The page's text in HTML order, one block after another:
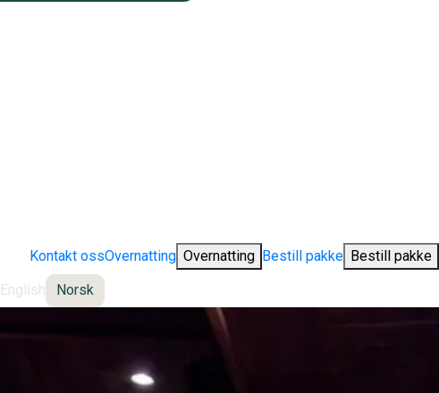
Kontakt oss
Change language:
English Norsk
Overnatting Overnatting Bestill pakke Bestill pakke